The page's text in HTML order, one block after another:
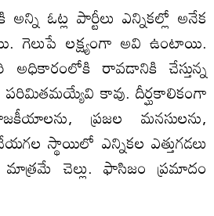
ఓట్ల పార్టీలు ఎన్నికల్లో అనేక
గెలుపే లక్ష్యంగా అవి ఉంటాయి.
రావడానికి చేస్తున్న
పరిమితమయ్యేవి కావు. దీర్ఘకాలికంగా
ప్రజల మనసులను,
స్థాయిలో ఎన్నికల ఎత్తుగడలు
మాత్రమే చెల్లు. ఫాసిజం ప్రమాదం